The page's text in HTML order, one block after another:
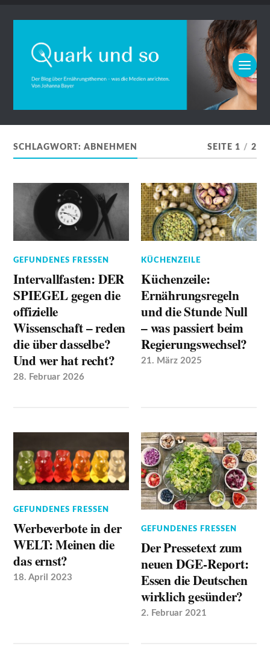
SCHLAGWORT:ABNEHMEN SEITE 1 / 2
GEFUNDENES FRESSEN
Intervallfasten: DER
SPIEGEL gegen die
offizielle
Wissenschaft – reden
die über dasselbe?
Und wer hat recht?
28. Februar 2026
KÜCHENZEILE
Küchenzeile:
Ernährungsregeln
und die Stunde Null
– was passiert beim
Regierungswechsel?
21. März 2025
GEFUNDENES FRESSEN
Werbeverbote in der
WELT: Meinen die
das ernst?
18. April 2023
GEFUNDENES FRESSEN
Der Pressetext zum
neuen DGE-Report:
Essen die Deutschen
wirklich gesünder?
2. Februar 2021